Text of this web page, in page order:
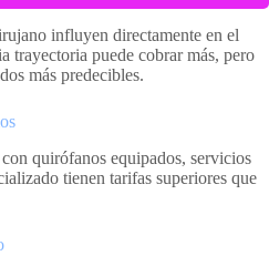
influyen directamente en el
trayectoria puede cobrar más, pero
más predecibles.
quirófanos equipados, servicios
tienen tarifas superiores que